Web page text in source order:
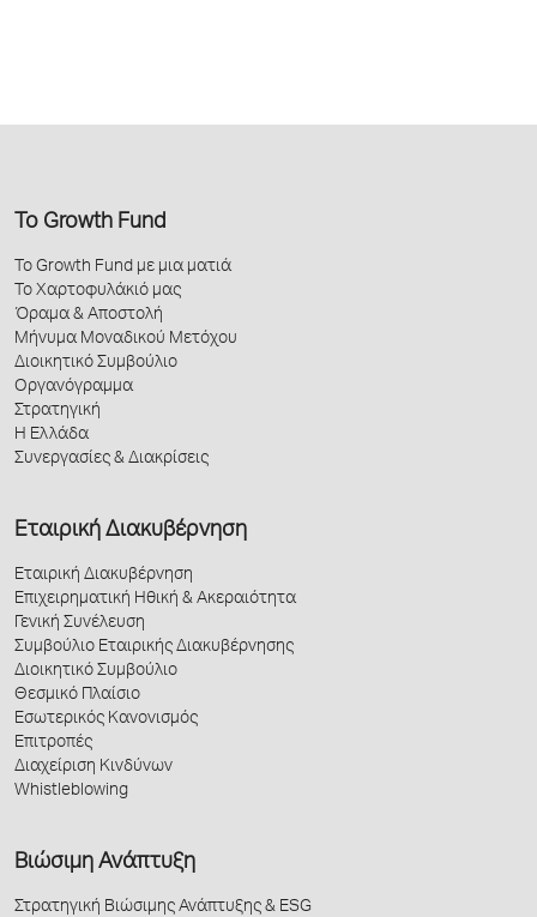
Το Growth Fund
Το Growth Fund με μια ματιά
Το Χαρτοφυλάκιό μας
Όραμα & Αποστολή
Μήνυμα Μοναδικού Μετόχου
Διοικητικό Συμβούλιο
Οργανόγραμμα
Στρατηγική
Η Ελλάδα
Συνεργασίες & Διακρίσεις
Εταιρική Διακυβέρνηση
Εταιρική Διακυβέρνηση
Επιχειρηματική Ηθική & Ακεραιότητα
Γενική Συνέλευση
Συμβούλιο Εταιρικής Διακυβέρνησης
Διοικητικό Συμβούλιο
Θεσμικό Πλαίσιο
Εσωτερικός Κανονισμός
Επιτροπές
Διαχείριση Κινδύνων
Whistleblowing
Βιώσιμη Ανάπτυξη
Στρατηγική Βιώσιμης Ανάπτυξης & ESG